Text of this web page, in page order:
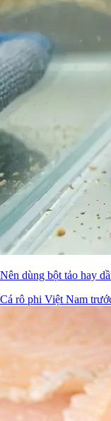
Nên dùng bột tảo hay
Cá rô phi Việt Nam